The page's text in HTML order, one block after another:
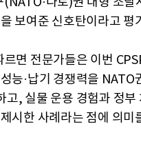
보여준 신호탄이라고 평
면 전문가들은 이번
능·납기 경쟁력을 NATO
고, 실물 운용 경험과 정부
시한 사례라는 점에 의미